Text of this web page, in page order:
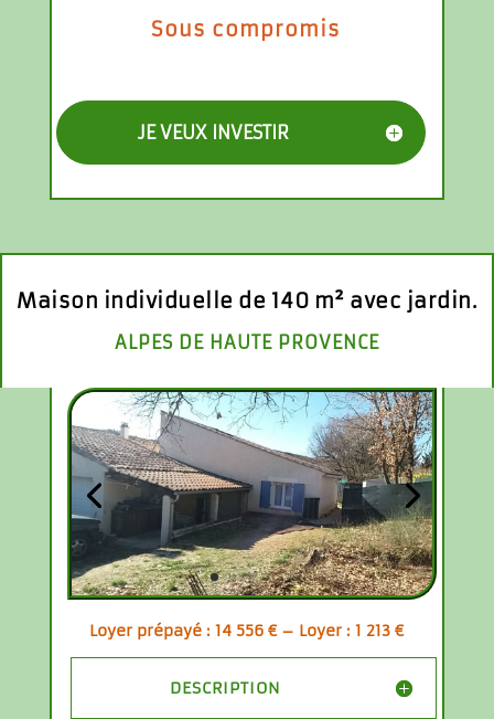
Sous compromis
JE VEUX INVESTIR
Maison individuelle de 140 m² avec jardin.
ALPES DE HAUTE PROVENCE
Loyer prépayé : 14 556 € – Loyer : 1 213 €